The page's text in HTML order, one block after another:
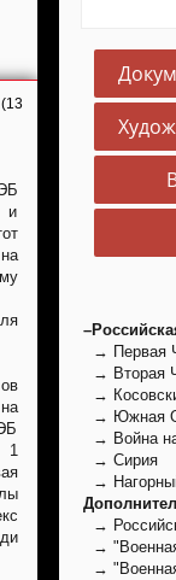
и
1
→ Первая
→ Вторая
→
→ Южная
→ Война
→ Сирия
→
→
→
→